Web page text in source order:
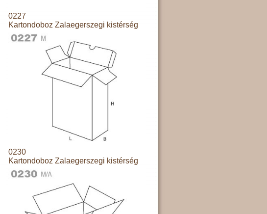
0227
Kartondoboz Zalaegerszegi kistérség
0230
Kartondoboz Zalaegerszegi kistérség